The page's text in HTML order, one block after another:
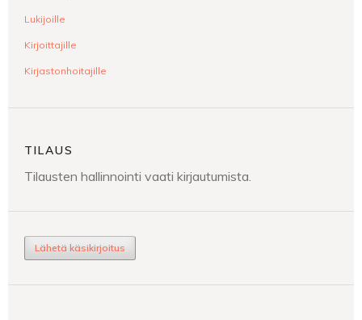
Lukijoille
Kirjoittajille
Kirjastonhoitajille
TILAUS
Tilausten hallinnointi vaati kirjautumista.
Lähetä käsikirjoitus